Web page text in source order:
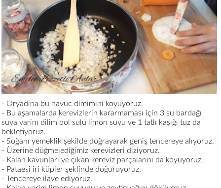
- Oryadina bu havuc dimimini koyuyoruz.
- Bu aşamalarda kerevizlerin kararmaması için 3 su bardağı
suya yarim dilim bol sulu limon suyu ve 1 tatlı kaşığı tuz da
bekletiyoruz.
- Soğanı yemeklik şekilde doğrayarak geniş tencereye alıyoruz.
- Üzerine düğmelediğimiz kerevizleri diziyoruz.
- Kalan kavunları ve çıkan kereviz parçalarını da koyuyoruz.
- Pataesi iri küpler şeklinde doğuruyoruz.
- Tencereye ilave ediyoruz.